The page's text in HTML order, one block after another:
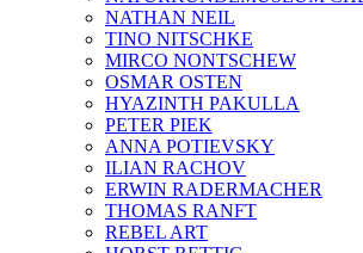
NATHAN NEIL
TINO NITSCHKE
MIRCO NONTSCHEW
OSMAR OSTEN
HYAZINTH PAKULLA
PETER PIEK
ANNA POTIEVSKY
ILIAN RACHOV
ERWIN RADERMACHER
THOMAS RANFT
REBEL ART